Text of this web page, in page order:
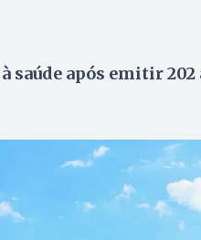
saúde após emitir